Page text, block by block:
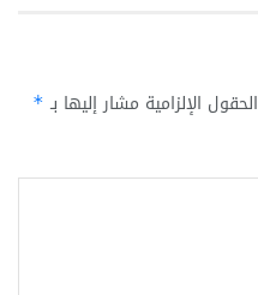
الحقول الإلزامية مشار إليها بـ *